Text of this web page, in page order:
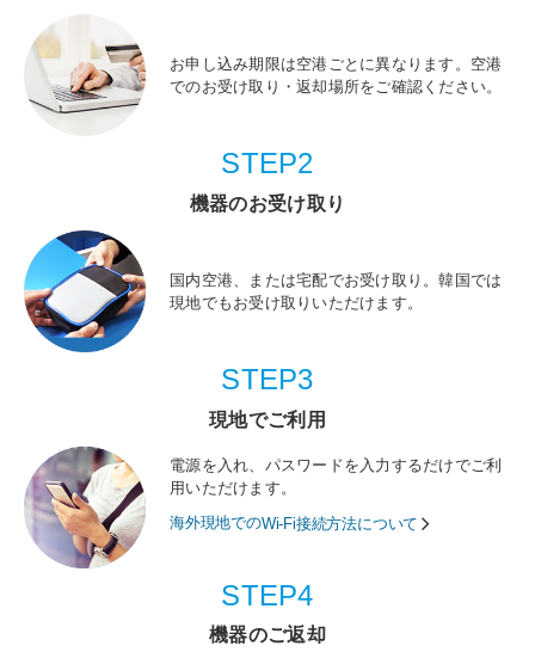
お申し込み期限は空港ごとに異なります。空港
でのお受け取り・返却場所をご確認ください。
STEP2
機器のお受け取り
国内空港、または宅配でお受け取り。韓国では
現地でもお受け取りいただけます。
STEP3
現地でご利用
電源を入れ、パスワードを入力するだけでご利
用いただけます。
海外現地でのWi-Fi接続方法について
STEP4
機器のご返却